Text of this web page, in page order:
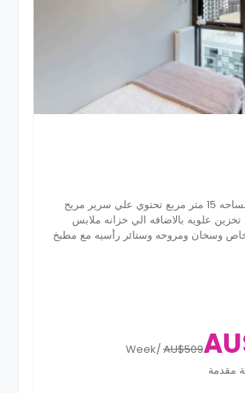
شقه ستوديو بمساحه 15 متر مربع تحتوي علي سرير مريح
علويه بالاضافه الي خزانه ملابس
وسخان ومروحه وستائر رأسيه مع مطبخ
وثلاجه وموقد
AU$509
/
Week